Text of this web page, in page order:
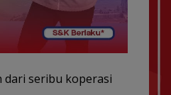
dari seribu koperasi